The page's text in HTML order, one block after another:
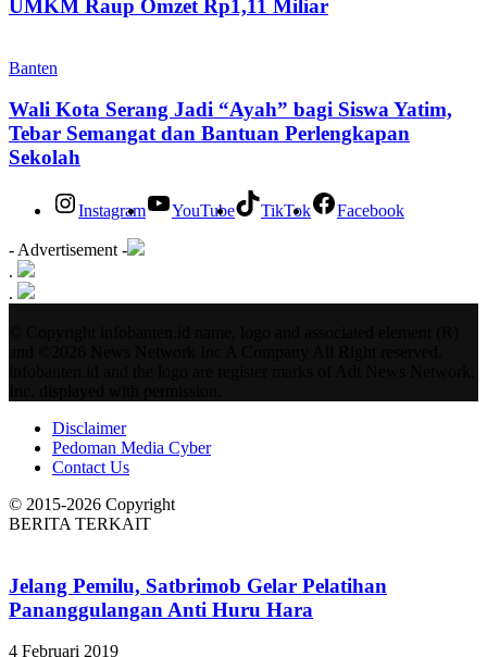
UMKM Raup Omzet Rp1,11 Miliar
Banten
Wali Kota Serang Jadi “Ayah” bagi Siswa Yatim,
Tebar Semangat dan Bantuan Perlengkapan
Sekolah
Instagram YouTube TikTok Facebook
- Advertisement -
.
.
Disclaimer
Pedoman Media Cyber
Contact Us
© 2015-2026 Copyright
BERITA TERKAIT
Jelang Pemilu, Satbrimob Gelar Pelatihan
Pananggulangan Anti Huru Hara
4 Februari 2019